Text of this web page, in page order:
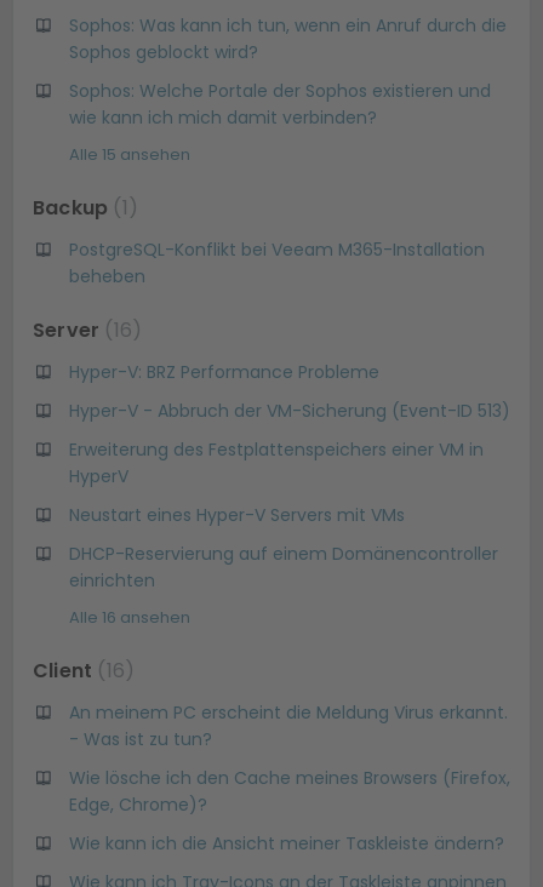
Sophos: Was kann ich tun, wenn ein Anruf durch die
Sophos geblockt wird?
Sophos: Welche Portale der Sophos existieren und
wie kann ich mich damit verbinden?
Alle 15 ansehen
Backup 1
PostgreSQL-Konflikt bei Veeam M365-Installation
beheben
Server 16
Hyper-V: BRZ Performance Probleme
Hyper-V - Abbruch der VM-Sicherung (Event-ID 513)
Erweiterung des Festplattenspeichers einer VM in
HyperV
Neustart eines Hyper-V Servers mit VMs
DHCP-Reservierung auf einem Domänencontroller
einrichten
Alle 16 ansehen
Client 16
An meinem PC erscheint die Meldung Virus erkannt.
- Was ist zu tun?
Wie lösche ich den Cache meines Browsers (Firefox,
Edge, Chrome)?
Wie kann ich die Ansicht meiner Taskleiste ändern?
Wie kann ich Tray-Icons an der Taskleiste anpinnen